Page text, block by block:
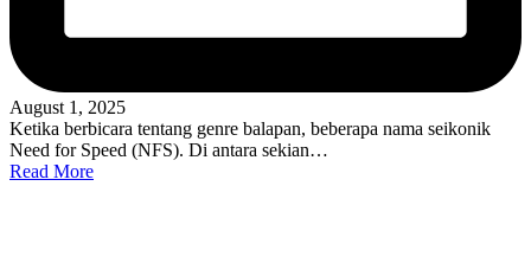
August 1, 2025
Ketika berbicara tentang genre balapan, beberapa nama seikonik
Need for Speed (NFS). Di antara sekian…
Read More